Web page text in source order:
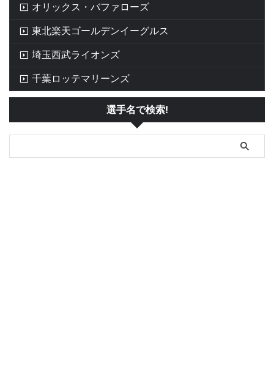
オリックス・バファローズ
東北楽天ゴールデンイーグルス
埼玉西武ライオンズ
千葉ロッテマリーンズ
選手名で検索!